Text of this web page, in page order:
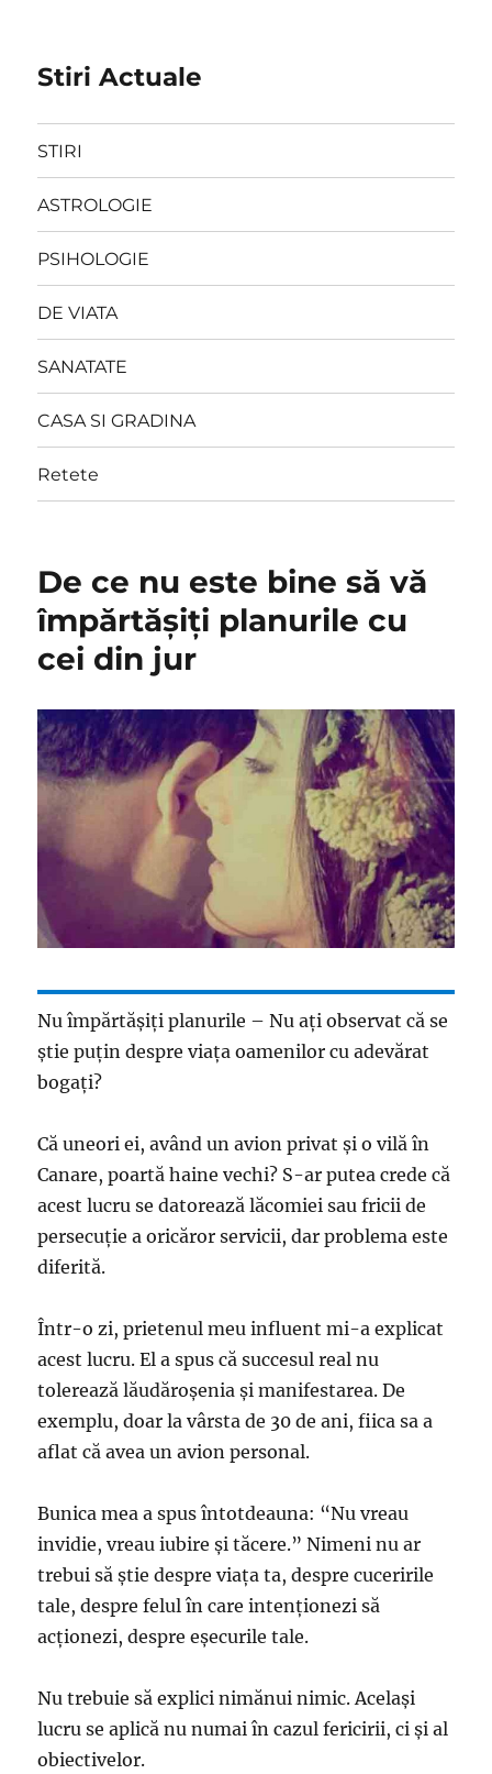
Stiri Actuale
STIRI
ASTROLOGIE
PSIHOLOGIE
DE VIATA
SANATATE
CASA SI GRADINA
Retete
De ce nu este bine să vă
împărtășiți planurile cu
cei din jur
Nu împărtășiți planurile – Nu ați observat că se
știe puțin despre viața oamenilor cu adevărat
bogați?
Că uneori ei, având un avion privat și o vilă în
Canare, poartă haine vechi? S-ar putea crede că
acest lucru se datorează lăcomiei sau fricii de
persecuție a oricăror servicii, dar problema este
diferită.
Într-o zi, prietenul meu influent mi-a explicat
acest lucru. El a spus că succesul real nu
tolerează lăudăroșenia și manifestarea. De
exemplu, doar la vârsta de 30 de ani, fiica sa a
aflat că avea un avion personal.
Bunica mea a spus întotdeauna: “Nu vreau
invidie, vreau iubire și tăcere.” Nimeni nu ar
trebui să știe despre viața ta, despre cuceririle
tale, despre felul în care intenționezi să
acționezi, despre eșecurile tale.
Nu trebuie să explici nimănui nimic. Același
lucru se aplică nu numai în cazul fericirii, ci și al
obiectivelor.